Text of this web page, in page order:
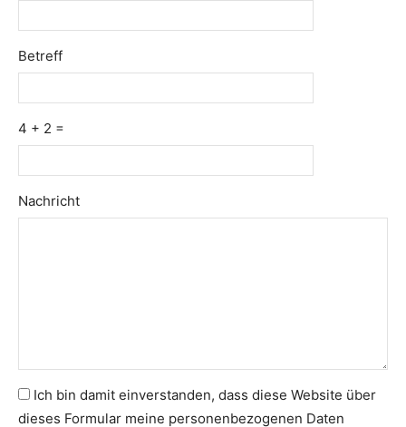
Betreff
4 + 2 =
Please
ignore
Please
ignore
Nachricht
Ich bin damit einverstanden, dass diese Website über
dieses Formular meine personenbezogenen Daten